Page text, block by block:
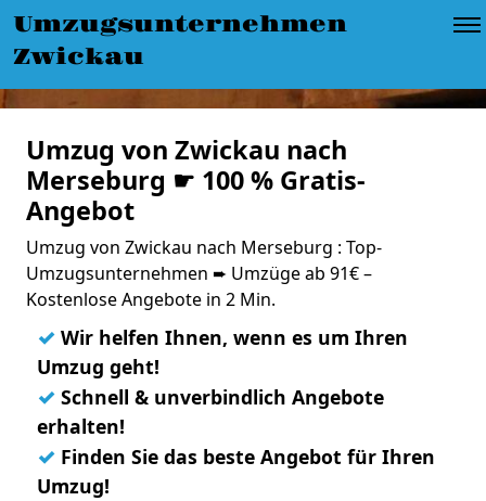
Umzugsunternehmen
Zwickau
Umzug von Zwickau nach
Merseburg ☛ 100 % Gratis-
Angebot
Umzug von Zwickau nach Merseburg : Top-
Umzugsunternehmen ➨ Umzüge ab 91€ –
Kostenlose Angebote in 2 Min.
✓ Wir helfen Ihnen, wenn es um Ihren
Umzug geht!
✓ Schnell & unverbindlich Angebote
erhalten!
✓ Finden Sie das beste Angebot für Ihren
Umzug!